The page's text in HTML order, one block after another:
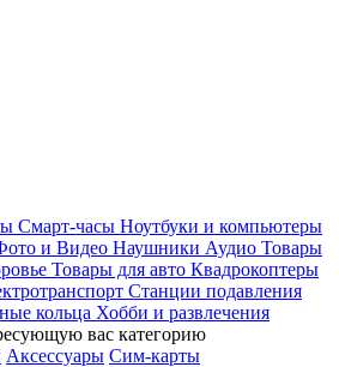
Смарт-часы Ноутбуки и компьютеры
и Видео Наушники Аудио Товары
Товары для авто Квадрокоптеры
Станции подавления
кольца Хобби и развлечения
вас категорию
Аксессуары Сим-карты